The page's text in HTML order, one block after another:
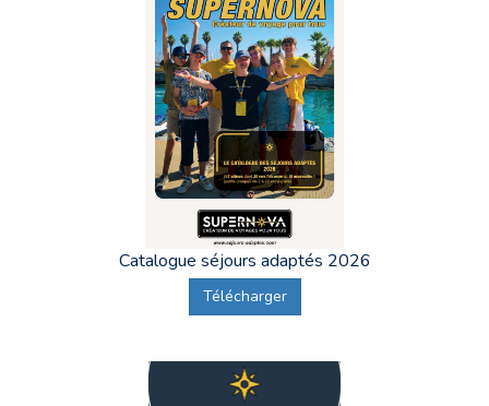
Catalogue séjours adaptés 2026
Télécharger